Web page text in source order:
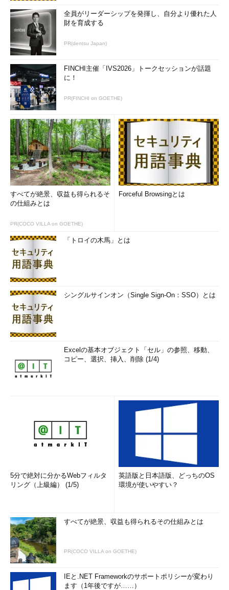
全員がリーダーシップを発揮し、自分より優れた人
財を育成する
PR(dentsu Japan)
FINCHI主催「IVS2026」トークセッションが話題
に！
PR(FINCHI on GOETHE)
すべてが絶景、収益も得られるそ
の仕組みとは
PR(COCO VILLA on GOETHE)
Forceful Browsingとは
「トロイの木馬」とは
シングルサインオン（Single Sign-On：SSO）とは
Excelの基本オブジェクト「セル」の参照、移動、
コピー、選択、挿入、削除 (1/4)
5分で絶対に分かるWebフィルタ
リング（上級編） (1/5)
英語版と日本語版、どっちのOS
環境が使いやすい？
すべてが絶景、収益も得られるその仕組みとは
PR(COCO VILLA on GOETHE)
IEと.NET Frameworkのサポートポリシーが変わり
ます（1年後ですが……）